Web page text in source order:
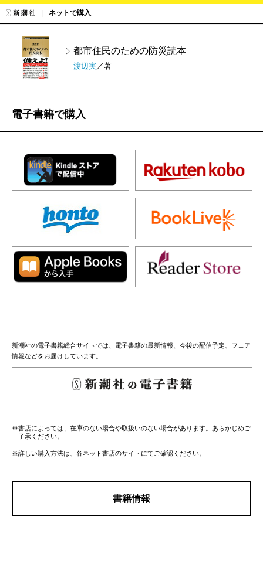
ネットで購入
都市住民のための防災読本
渡辺実 ／著
電子書籍で購入
新潮社の電子書籍総合サイトでは、電子書籍の最新情報、今後の配信予定、フェア
情報などをお届けしています。
※書店によっては、在庫のない場合や取扱いのない場合があります。あらかじめご
了承ください。
※詳しい購入方法は、各ネット書店のサイトにてご確認ください。
書籍情報